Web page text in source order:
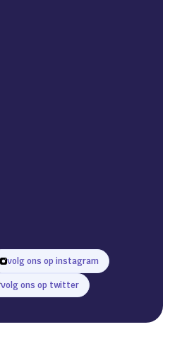
volg ons op instagram
volg ons op twitter